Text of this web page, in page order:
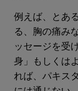
例えば、とあ
る、胸の痛み
ッセージを受
身」もしくは
れば、パキス